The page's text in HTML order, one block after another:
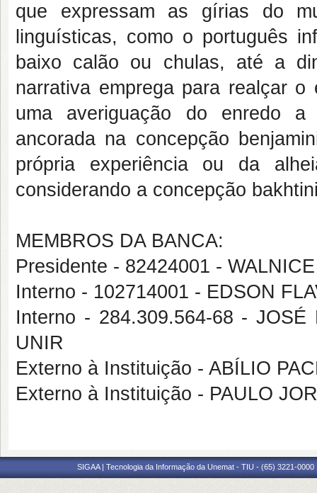
que expressam as gírias do
linguísticas, como o português
baixo calão ou chulas, até a
narrativa emprega para realçar
uma averiguação do enredo a
ancorada na concepção
própria experiência ou da
considerando a concepção
MEMBROS DA BANCA:
Presidente - 82424001 -
Interno - 102714001 - EDSON
Interno - 284.309.564-68 -
UNIR
Externo à Instituição - ABÍLIO
Externo à Instituição - PAULO
SIGAA | Tecnologia da Informação da Unemat - TIU - (65) 3221-